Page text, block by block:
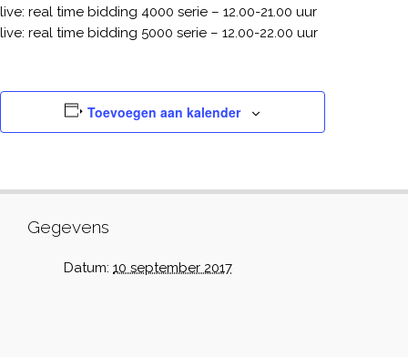
live: real time bidding 4000 serie – 12.00-21.00 uur
live: real time bidding 5000 serie – 12.00-22.00 uur
Toevoegen aan kalender
Gegevens
Datum: 10 september 2017